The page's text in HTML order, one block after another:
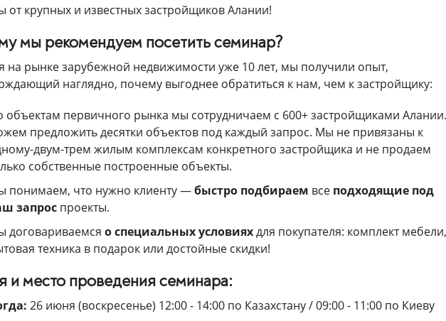
от крупных и известных застройщиков Алании!
мы рекомендуем посетить семинар?
на рынке зарубежной недвижимости уже 10 лет, мы получили опыт,
наглядно, почему выгоднее обратиться к нам, чем к застройщику:
объектам первичного рынка мы сотрудничаем с 600+ застройщиками
предложить десятки объектов под каждый запрос. Мы не привязаны к
двум-трем жилым комплексам конкретного застройщика и не продаем
собственные построенные объекты.
понимаем, что нужно клиенту —быстро подбираем все подходящие под
запроспроекты.
договариваемся о специальных условияхдля покупателя: комплект мебели,
техника в подарок или достойные скидки!
и место проведения семинара:
26 июня (воскресенье) 12:00 - 14:00 по Казахстану / 09:00 - 11:00 по Киеву